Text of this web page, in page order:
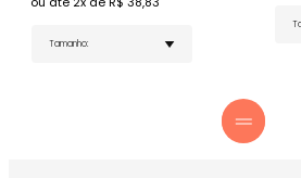
Cor Vermelho Vivid Apple -
energético que se destaca na
Gola Arredondada - Toque de
exclusivo que confere
- Combine com o